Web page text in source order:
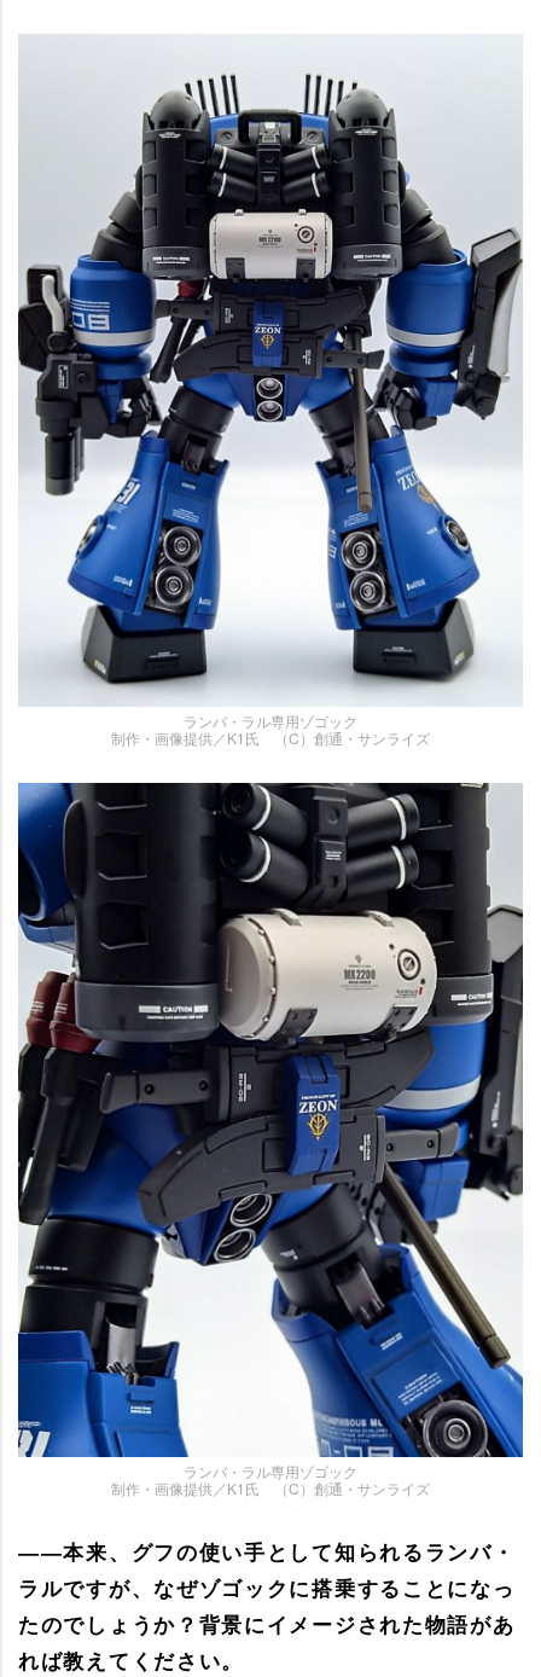
ランバ・ラル専用ゾゴック
制作・画像提供／K1氏 （C）創通・サンライズ
ランバ・ラル専用ゾゴック
制作・画像提供／K1氏 （C）創通・サンライズ
――本来、グフの使い手として知られるランバ・
ラルですが、なぜゾゴックに搭乗することになっ
たのでしょうか？背景にイメージされた物語があ
れば教えてください。